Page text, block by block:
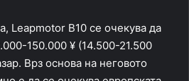
Leapmotor B10 се очекува да
150.000 ¥ (14.500-21.500
Врз основа на неговото